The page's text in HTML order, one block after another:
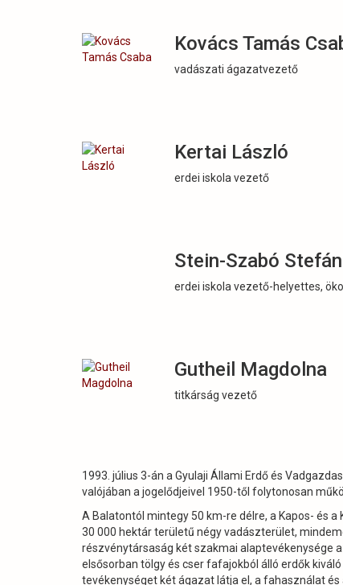
Kovács Tamás
vadászati ágazatvezető
Kertai László
erdei iskola vezető
Stein-Szabó
erdei iskola vezető-helyettes,
Gutheil Magdolna
titkárság vezető
1993. július 3-án a Gyulaji Állami Erdő és
valójában a jogelődjeivel 1950-től folytonosan
A Balatontól mintegy 50 km-re délre, a Kapos- és
30 000 hektár területű négy vadászterület,
részvénytársaság két szakmai alaptevékenysége
elsősorban tölgy és cser fafajokból álló erdők
tevékenységet két ágazat látja el, a fahasználat